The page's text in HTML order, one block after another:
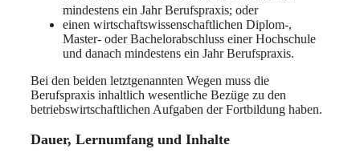
mindestens ein Jahr Berufspraxis; oder
einen wirtschaftswissenschaftlichen Diplom-,
Master- oder Bachelorabschluss einer Hochschule
und danach mindestens ein Jahr Berufspraxis.
Bei den beiden letztgenannten Wegen muss die
Berufspraxis inhaltlich wesentliche Bezüge zu den
betriebswirtschaftlichen Aufgaben der Fortbildung haben.
Dauer, Lernumfang und Inhalte